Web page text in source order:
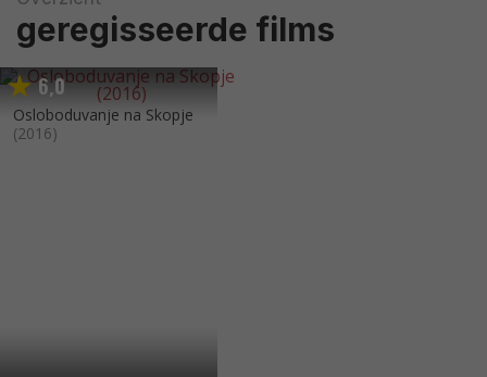
geregisseerde films
6,0
Osloboduvanje na Skopje
(2016)